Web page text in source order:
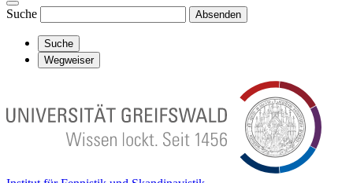
Suche Absenden
Suche
Wegweiser